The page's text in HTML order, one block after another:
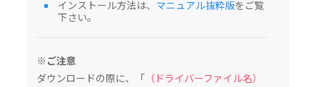
場合は、本ソフトウェアをダウンロード、インストール及び使用することはできませ
２．知的財産権及び所有権
３．ライセンス許諾
本契約書の全条項に従い、村田機械は、対応する村田機械の、又は村田機械が承認し
び通信機器の機能を少なくとも一つを備えた機器（以下、「本製品」という）を、本
インストール方法は、 マニュアル抜粋版をご覧
下さい。
※ご注意
ダウンロードの際に、「 （ドライバーファイル名）